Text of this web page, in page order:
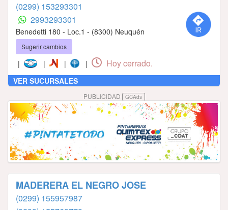
(0299) 153293301
2993293301
Benedetti 180 - Loc.1 - (8300) Neuquén
Sugerir cambios
| | | | Hoy cerrado.
VER SUCURSALES
PUBLICIDAD GCAds
MADERERA EL NEGRO JOSE
(0299) 155957987